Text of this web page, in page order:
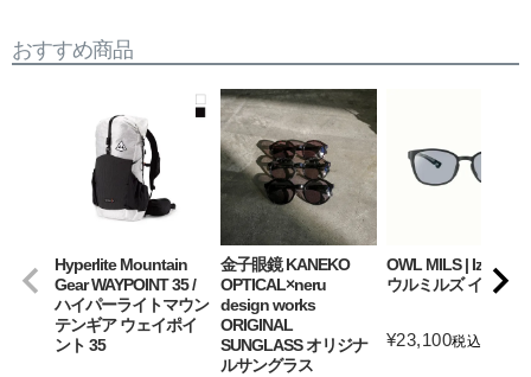
おすすめ商品
Hyperlite Mountain
Gear WAYPOINT 35 /
ハイパーライトマウン
テンギア ウェイポイ
ント 35
金子眼鏡 KANEKO
OPTICAL×neru
design works
ORIGINAL
SUNGLASS オリジナ
ルサングラス
OWL MILS | Izanagi
ウルミルズ イザナギ
¥23,100税込